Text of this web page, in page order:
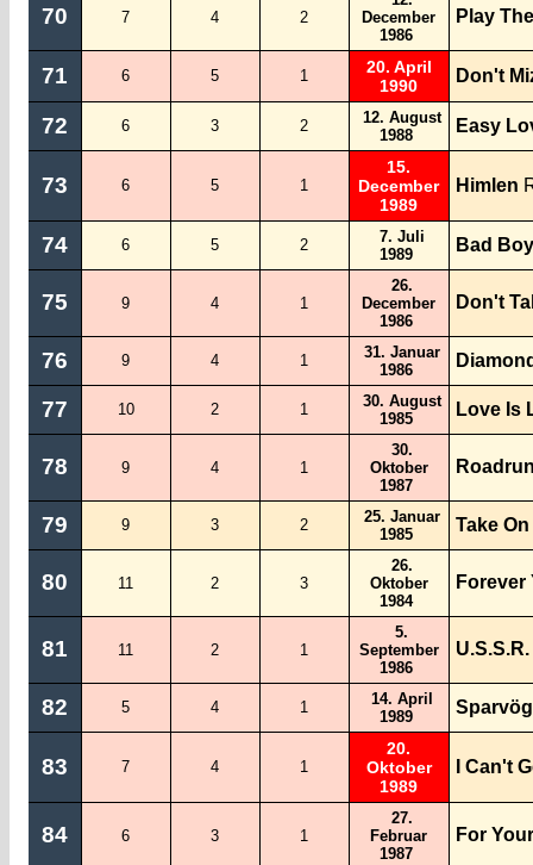
70 7 4 2
December
1986
Play
71 6 5 1
20. April
1990
Don't
72 6 3 2
12. August
1988
Easy
73 6 5 1
15.
December
1989
Himlen
74 6 5 2
7. Juli
1989
Bad
75 9 4 1
26.
December
1986
Don't
76 9 4 1
31. Januar
1986
77 10 2 1
30. August
1985
Love Is
78 9 4 1
30.
Oktober
1987
79 9 3 2
25. Januar
1985
Take On
80 11 2 3
26.
Oktober
1984
Forever
81 11 2 1
5.
September
1986
U.S.S.R.
82 5 4 1
14. April
1989
83 7 4 1
20.
Oktober
1989
I Can't
84 6 3 1
27.
Februar
1987
For